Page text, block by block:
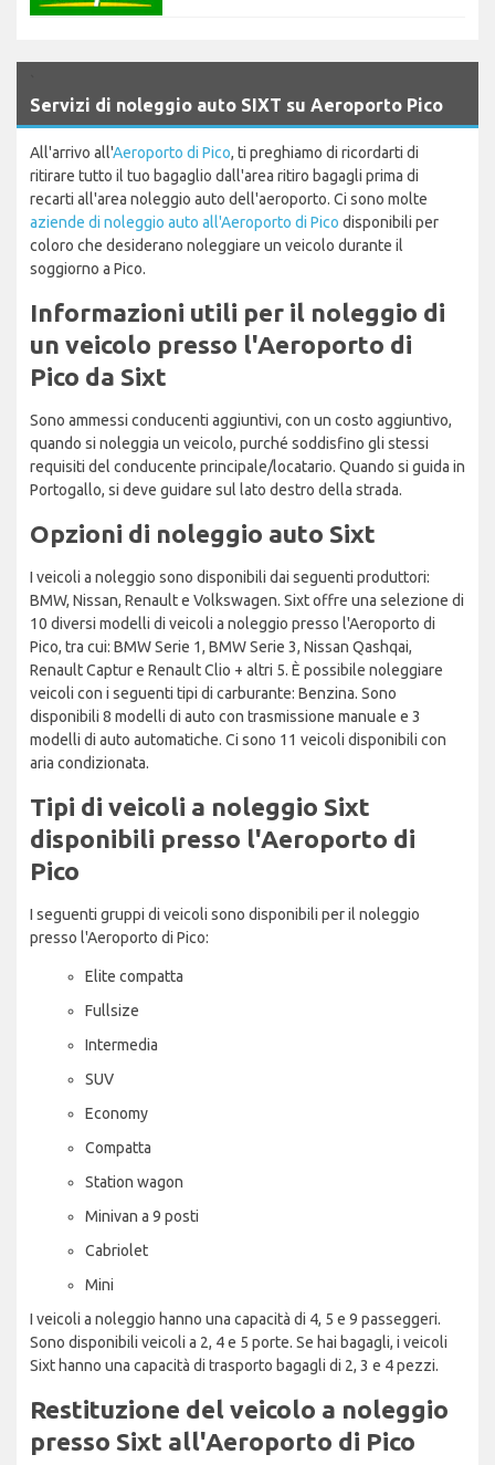
Servizi di noleggio auto SIXT su Aeroporto Pico
All'arrivo all'Aeroporto di Pico, ti preghiamo di ricordarti di
ritirare tutto il tuo bagaglio dall'area ritiro bagagli prima di
recarti all'area noleggio auto dell'aeroporto. Ci sono molte
aziende di noleggio auto all'Aeroporto di Pico disponibili per
coloro che desiderano noleggiare un veicolo durante il
soggiorno a Pico.
Informazioni utili per il noleggio di
un veicolo presso l'Aeroporto di
Pico da Sixt
Sono ammessi conducenti aggiuntivi, con un costo aggiuntivo,
quando si noleggia un veicolo, purché soddisfino gli stessi
requisiti del conducente principale/locatario. Quando si guida in
Portogallo, si deve guidare sul lato destro della strada.
Opzioni di noleggio auto Sixt
I veicoli a noleggio sono disponibili dai seguenti produttori:
BMW, Nissan, Renault e Volkswagen. Sixt offre una selezione di
10 diversi modelli di veicoli a noleggio presso l'Aeroporto di
Pico, tra cui: BMW Serie 1, BMW Serie 3, Nissan Qashqai,
Renault Captur e Renault Clio + altri 5. È possibile noleggiare
veicoli con i seguenti tipi di carburante: Benzina. Sono
disponibili 8 modelli di auto con trasmissione manuale e 3
modelli di auto automatiche. Ci sono 11 veicoli disponibili con
aria condizionata.
Tipi di veicoli a noleggio Sixt
disponibili presso l'Aeroporto di
Pico
I seguenti gruppi di veicoli sono disponibili per il noleggio
presso l'Aeroporto di Pico:
Elite compatta
Fullsize
Intermedia
SUV
Economy
Compatta
Station wagon
Minivan a 9 posti
Cabriolet
Mini
I veicoli a noleggio hanno una capacità di 4, 5 e 9 passeggeri.
Sono disponibili veicoli a 2, 4 e 5 porte. Se hai bagagli, i veicoli
Sixt hanno una capacità di trasporto bagagli di 2, 3 e 4 pezzi.
Restituzione del veicolo a noleggio
presso Sixt all'Aeroporto di Pico